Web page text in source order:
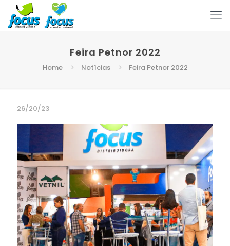
Feira Petnor 2022
Home Notícias Feira Petnor 2022
26/20/23